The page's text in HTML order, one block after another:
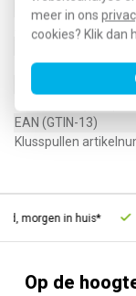
meer in ons
cookies? Klik dan
Nom. doorsnede
Aantal aders
876842
EAN (GTIN-13)
Klusspullen
morgen in huis*
Op de